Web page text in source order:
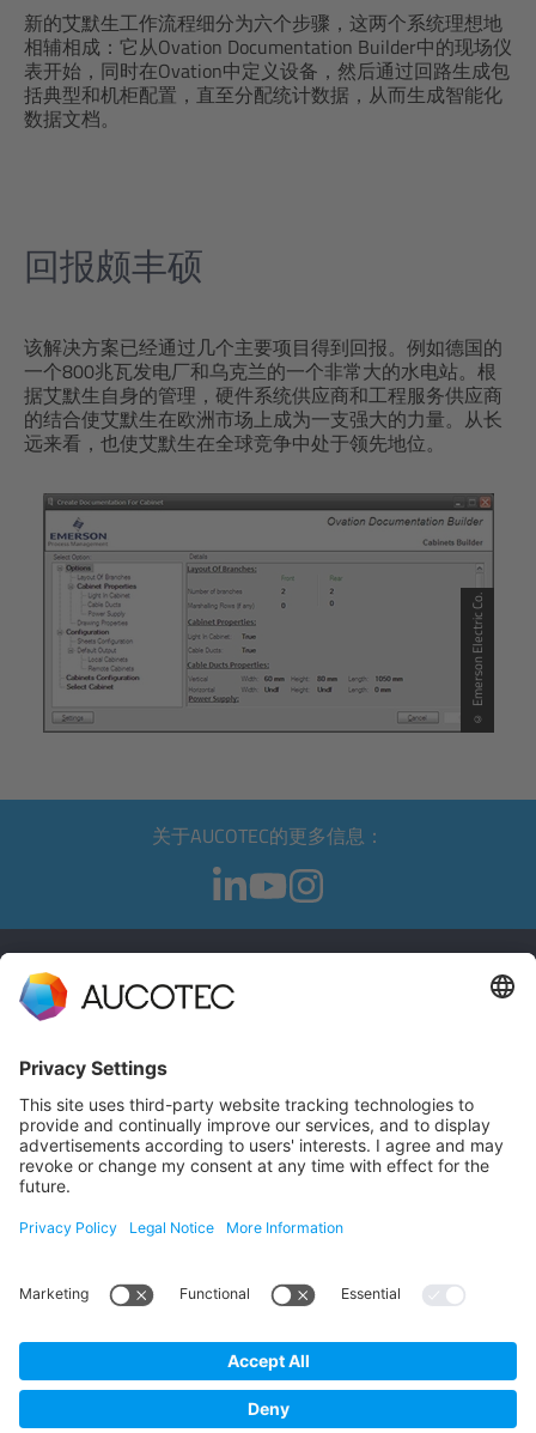
新的艾默生工作流程细分为六个步骤，这两个系统理想地
相辅相成：它从Ovation Documentation Builder中的现场仪
表开始，同时在Ovation中定义设备，然后通过回路生成包
括典型和机柜配置，直至分配统计数据，从而生成智能化
数据文档。
回报颇丰硕
该解决方案已经通过几个主要项目得到回报。例如德国的
一个800兆瓦发电厂和乌克兰的一个非常大的水电站。根
据艾默生自身的管理，硬件系统供应商和工程服务供应商
的结合使艾默生在欧洲市场上成为一支强大的力量。从长
远来看，也使艾默生在全球竞争中处于领先地位。
© Emerson Electric Co.
关于AUCOTEC的更多信息：
联系信息
联系我们
电话 +49 511 6103 0
Hannoversche Straße 105
数据保护
版权声明